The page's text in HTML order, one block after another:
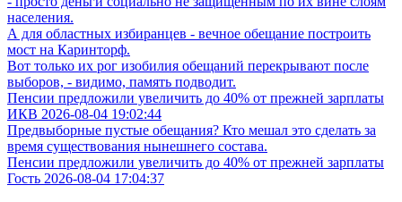
населения.
А для областных избиранцев - вечное обещание построить
мост на Каринторф.
Вот только их рог изобилия обещаний перекрывают после
выборов, - видимо, память подводит.
Пенсии предложили увеличить до 40% от прежней зарплаты
ИКВ 2026-08-04 19:02:44
Предвыборные пустые обещания? Кто мешал это сделать за
время существования нынешнего состава.
Пенсии предложили увеличить до 40% от прежней зарплаты
Гость 2026-08-04 17:04:37